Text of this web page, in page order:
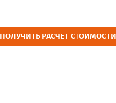
ПОЛУЧИТЬ РАСЧЕТ СТОИМОСТИ